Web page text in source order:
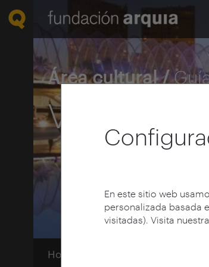
En este sitio web
personalizada basada
visitadas). Visita nuestra
Área cultural /
Valencia
Home